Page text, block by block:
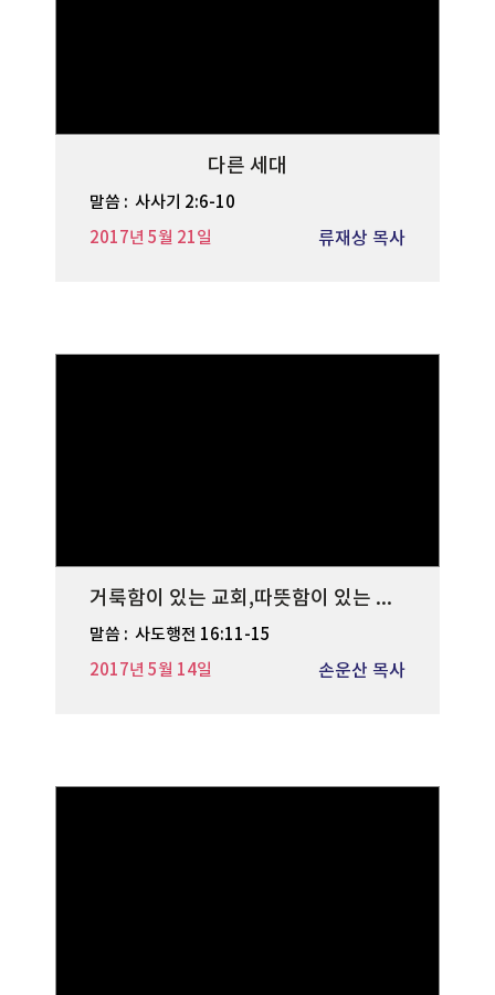
다른 세대
말씀 : 사사기 2:6-10
류재상 목사
2017년 5월 21일
거룩함이 있는 교회,따뜻함이 있는 가정
말씀 : 사도행전 16:11-15
손운산 목사
2017년 5월 14일